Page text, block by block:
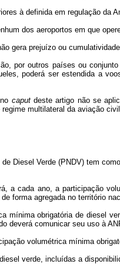
à definida em regulação da
dos aeroportos em que
gera prejuízo ou
por outros países ou
poderá ser estendida a
caputdeste artigo não se
multilateral da aviação civil.
Diesel Verde (PNDV) tem
a cada ano, a participação
forma agregada no território
mínima obrigatória de diesel
deverá comunicar seu uso à
volumétrica mínima
verde, incluídas a